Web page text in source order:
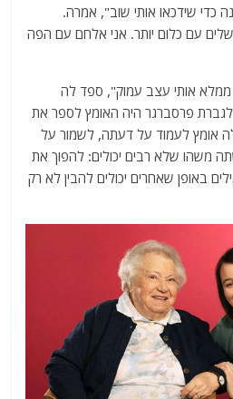
כדי שידכאו אותי שוב", אמרה.
עם כלום יותר. אני אלחם עם הפה
אותי עצב עמוק", ספד לה
פרסברגר היה האומץ לספר את
אומץ לעמוד על דעתה, לשמור על
משהו שלא רבים יכולים: להפוך את
באופן שאחרים יכולים להבין לא רק